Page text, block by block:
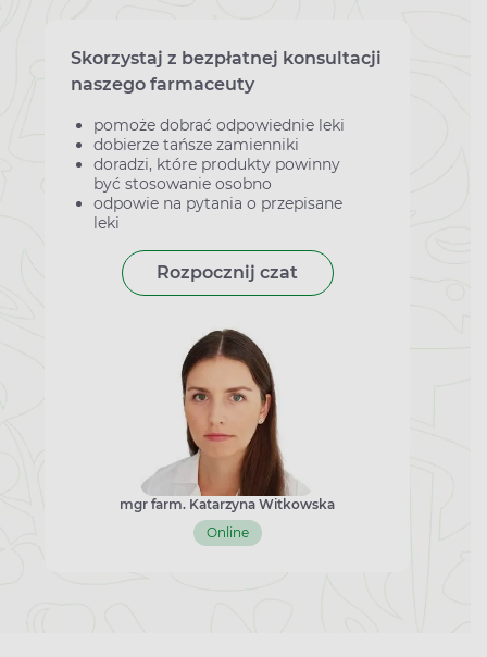
Skorzystaj z bezpłatnej konsultacji
naszego farmaceuty
pomoże dobrać odpowiednie leki
dobierze tańsze zamienniki
doradzi, które produkty powinny
być stosowanie osobno
odpowie na pytania o przepisane
leki
Rozpocznij czat
mgr farm. Katarzyna Witkowska
Online